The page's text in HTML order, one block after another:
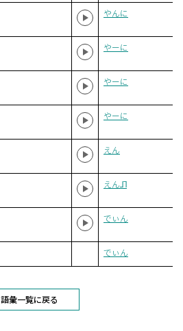
やんに
やーに
やーに
やーに
えん
えん˩˥
でぃん
でぃん
語彙一覧に戻る